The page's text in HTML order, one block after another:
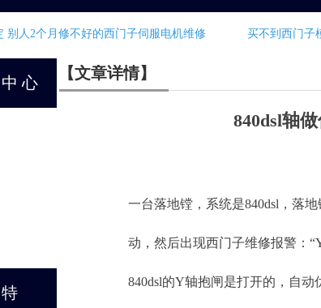
别人2个月修不好的西门子伺服电机维修 买不到西门子
840dsl轴
一台落地镗，系统是840dsl，落
动，然后出现西门子维修报警：
840dsl的Y轴抱闸是打开的，自
【文章详情】
心